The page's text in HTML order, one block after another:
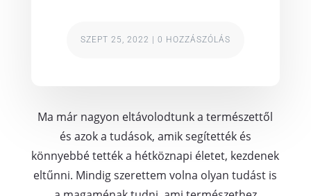
SZEPT 25, 2022 0 HOZZÁSZÓLÁS
Ma már nagyon eltávolodtunk a természettől
és azok a tudások, amik segítették és
könnyebbé tették a hétköznapi életet, kezdenek
eltűnni. Mindig szerettem volna olyan tudást is